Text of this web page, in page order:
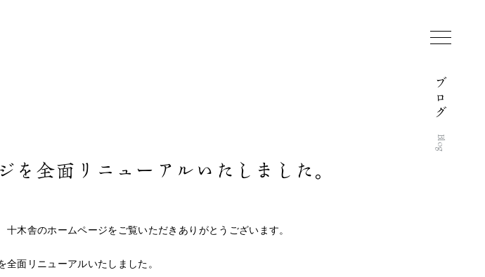
ブ
ロ
グ
Blog
を全面リニューアルいたしました。
木舎のホームページをご覧いただきありがとうございます。
全面リニューアルいたしました。